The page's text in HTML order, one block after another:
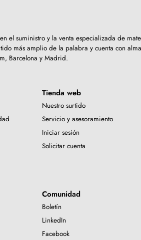
el suministro y la venta especializada de
más amplio de la palabra y cuenta con
Barcelona y Madrid.
Tienda web
Nuestro surtido
Servicio y asesoramiento
Iniciar sesión
Solicitar cuenta
Comunidad
Boletín
LinkedIn
Facebook